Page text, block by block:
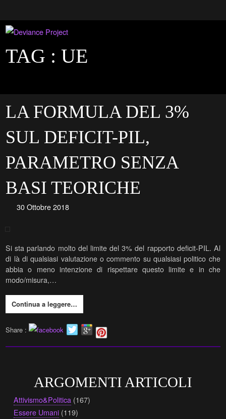
TAG :UE
LA FORMULA DEL 3%
SUL DEFICIT-PIL,
PARAMETRO SENZA
BASI TEORICHE
30 Ottobre 2018
Si sta parlando molto del limite del 3% del rapporto deficit-PIL. Al
di là di qualsiasi valutazione o commento su qualsiasi politico che
abbia o meno intenzione di rispettare questo limite e in che
modo/misura,…
Continua a leggere…
Share :
ARGOMENTI ARTICOLI
Attivismo&Politica (167)
Essere Umani (119)